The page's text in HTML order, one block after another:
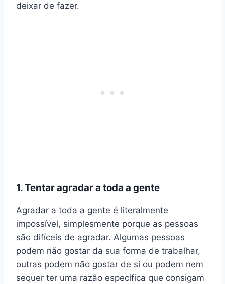
deixar de fazer.
1. Tentar agradar a toda a gente
Agradar a toda a gente é literalmente
impossível, simplesmente porque as pessoas
são difíceis de agradar. Algumas pessoas
podem não gostar da sua forma de trabalhar,
outras podem não gostar de si ou podem nem
sequer ter uma razão específica que consigam